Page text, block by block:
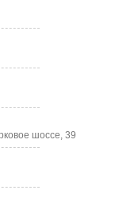
шоссе, 39